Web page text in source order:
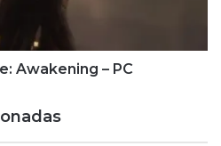
Awakening – PC